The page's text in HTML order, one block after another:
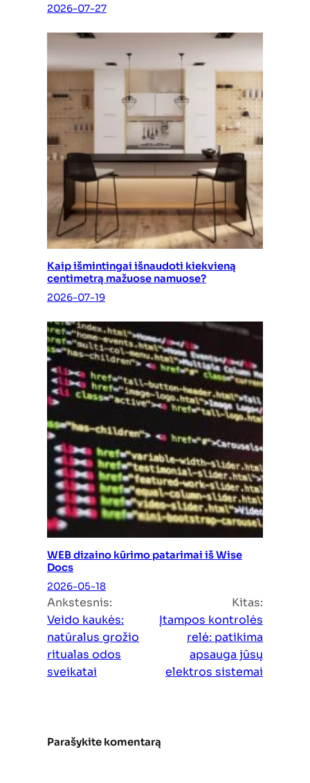
2026-07-27
Kaip išmintingai išnaudoti kiekvieną
centimetrą mažuose namuose?
2026-07-19
WEB dizaino kūrimo patarimai iš Wise
Docs
2026-05-18
Ankstesnis:
Veido kaukės:
natūralus grožio
ritualas odos
sveikatai
Kitas:
Įtampos kontrolės
relė: patikima
apsauga jūsų
elektros sistemai
Parašykite komentarą